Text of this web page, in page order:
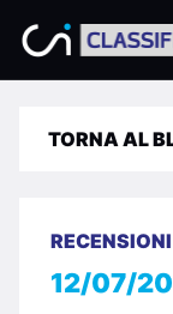
TORNA AL
RECENSIONI
12/07/